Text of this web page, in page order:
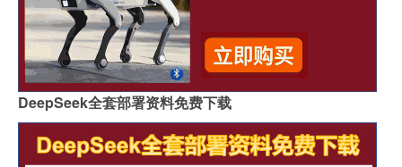
DeepSeek全套部署资料免费下载